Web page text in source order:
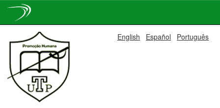
navigation
English Español Português